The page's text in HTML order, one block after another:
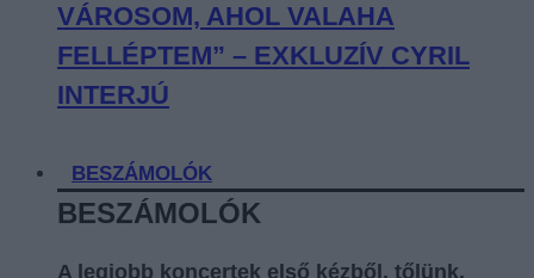
VÁROSOM, AHOL VALAHA
FELLÉPTEM” – EXKLUZÍV CYRIL
INTERJÚ
BESZÁMOLÓK
BESZÁMOLÓK
A legjobb koncertek első kézből, tőlünk,